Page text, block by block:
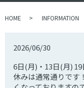
HOME INFORMATION
2026/06/30
6日(月)・13日(月)
休みは通常通りです